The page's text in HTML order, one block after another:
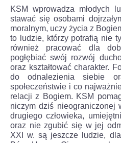
KSM wprowadza młodych
stawać się osobami
moralnym, uczy życia z
to ludzie, którzy potrafią nie
również pracować dla
pogłębiać swój rozwój
oraz kształtować charakter.
do odnalezienia siebie
społeczeństwie i co
relacji z Bogiem. KSM
niczym dziś nieograniczonej
drugiego człowieka,
oraz nie zgubić się w jej
XXI w. są jeszcze ludzie,